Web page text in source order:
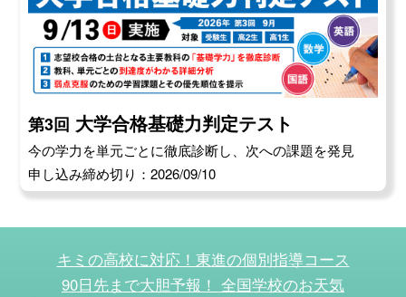
第3回 大学合格基礎力判定テスト
今の学力を単元ごとに徹底診断し、次への課題を発見
申し込み締め切り：2026/09/10
キミの高校に対応！東進の個別指導コース
90日先まで大胆予報！ 全国学校のお天気